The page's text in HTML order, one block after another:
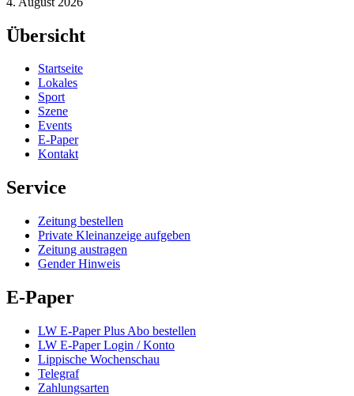
Übersicht
Startseite
Lokales
Sport
Szene
Events
E-Paper
Kontakt
Service
Zeitung bestellen
Private Kleinanzeige aufgeben
Zeitung austragen
Gender Hinweis
E-Paper
LW E-Paper Plus Abo bestellen
LW E-Paper Login / Konto
Lippische Wochenschau
Telegraf
Zahlungsarten